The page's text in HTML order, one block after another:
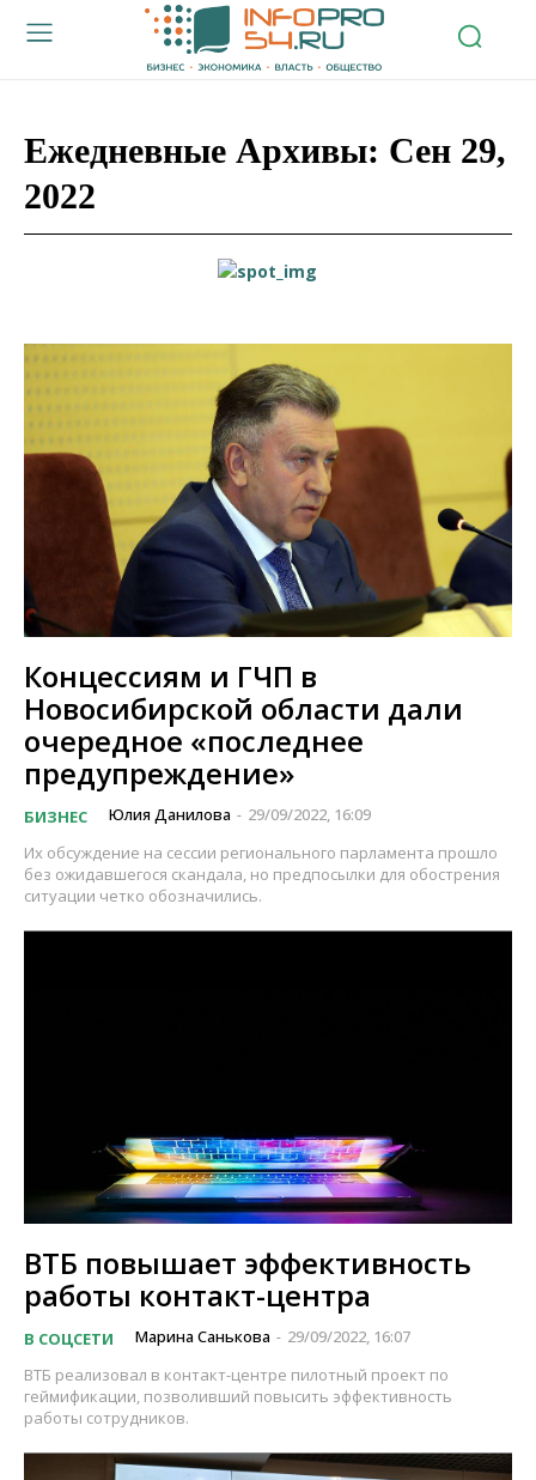
Ежедневные Архивы: Сен 29,
2022
Концессиям и ГЧП в
Новосибирской области дали
очередное «последнее
предупреждение»
БИЗНЕС Юлия Данилова - 29/09/2022, 16:09
Их обсуждение на сессии регионального парламента прошло
без ожидавшегося скандала, но предпосылки для обострения
ситуации четко обозначились.
ВТБ повышает эффективность
работы контакт-центра
В СОЦСЕТИ Марина Санькова - 29/09/2022, 16:07
ВТБ реализовал в контакт-центре пилотный проект по
геймификации, позволивший повысить эффективность
работы сотрудников.